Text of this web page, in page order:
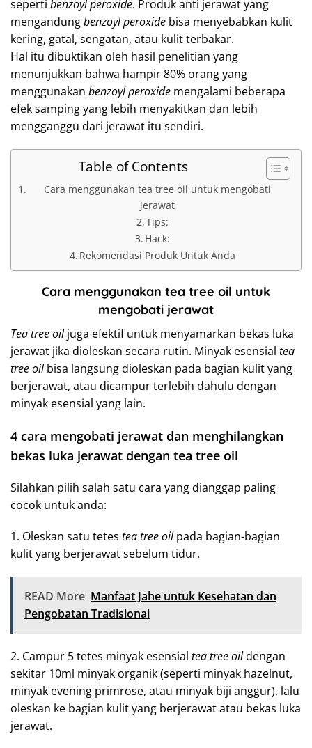
seperti benzoyl peroxide. Produk anti jerawat yang
mengandungbenzoyl peroxide bisa menyebabkan kulit
kering, gatal, sengatan, atau kulit terbakar.
Hal itu dibuktikan oleh hasil penelitian yang
menunjukkan bahwa hampir 80% orang yang
menggunakan benzoyl peroxide mengalami beberapa
efek samping yang lebih menyakitkan dan lebih
mengganggu dari jerawat itu sendiri.
Table of Contents
Cara menggunakan tea tree oil untuk mengobati
jerawat
Tips:
Hack:
Rekomendasi Produk Untuk Anda
Cara menggunakan tea tree oil untuk
mengobati jerawat
Tea tree oiljuga efektif untuk menyamarkan bekas luka
jerawat jika dioleskan secara rutin. Minyak esensial tea
tree oilbisa langsung dioleskan pada bagian kulit yang
berjerawat, atau dicampur terlebih dahulu dengan
minyak esensial yang lain.
4 cara mengobati jerawat dan menghilangkan
bekas luka jerawat dengan tea tree oil
Silahkan pilih salah satu cara yang dianggap paling
cocok untuk anda:
1. Oleskan satu tetes tea tree oilpada bagian-bagian
kulit yang berjerawat sebelum tidur.
READ More Manfaat Jahe untuk Kesehatan dan
Pengobatan Tradisional
2. Campur 5 tetes minyak esensial tea tree oildengan
sekitar 10ml minyak organik (seperti minyak hazelnut,
minyak evening primrose, atau minyak biji anggur), lalu
oleskan ke bagian kulit yang berjerawat atau bekas luka
jerawat.